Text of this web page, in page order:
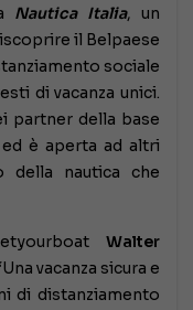
Nautica Italia, un
il Belpaese
sociale
di vacanza unici.
partner della base
è aperta ad altri
della nautica che
Walter
vacanza sicura e
di distanziamento